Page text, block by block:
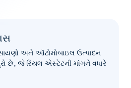
અને ઑટોમોબાઇલ ઉત્પાદન
છે, જે રિયલ એસ્ટેટની માંગને વધારે